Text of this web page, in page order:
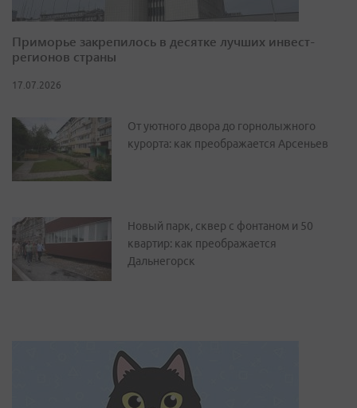
Приморье закрепилось в десятке лучших инвест-
регионов страны
17.07.2026
От уютного двора до горнолыжного
курорта: как преображается Арсеньев
Новый парк, сквер с фонтаном и 50
квартир: как преображается
Дальнегорск